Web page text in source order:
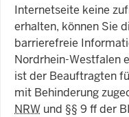
Internetseite keine
erhalten, können Sie
barrierefreie
Nordrhein-Westfalen
ist der Beauftragten
mit Behinderung
NRW und §§ 9 ff der